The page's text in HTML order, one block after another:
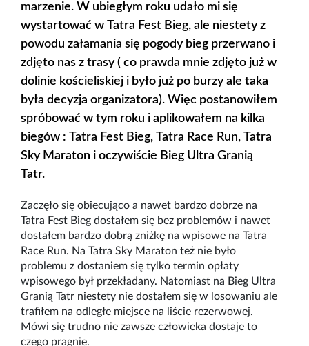
marzenie. W ubiegłym roku udało mi się
wystartować w Tatra Fest Bieg, ale niestety z
powodu załamania się pogody bieg przerwano i
zdjęto nas z trasy ( co prawda mnie zdjęto już w
dolinie kościeliskiej i było już po burzy ale taka
była decyzja organizatora). Więc postanowiłem
spróbować w tym roku i aplikowałem na kilka
biegów : Tatra Fest Bieg, Tatra Race Run, Tatra
Sky Maraton i oczywiście Bieg Ultra Granią
Tatr.
Zaczęło się obiecująco a nawet bardzo dobrze na
Tatra Fest Bieg dostałem się bez problemów i nawet
dostałem bardzo dobrą zniżkę na wpisowe na Tatra
Race Run. Na Tatra Sky Maraton też nie było
problemu z dostaniem się tylko termin opłaty
wpisowego był przekładany. Natomiast na Bieg Ultra
Granią Tatr niestety nie dostałem się w losowaniu ale
trafiłem na odległe miejsce na liście rezerwowej.
Mówi się trudno nie zawsze człowieka dostaje to
czego pragnie.